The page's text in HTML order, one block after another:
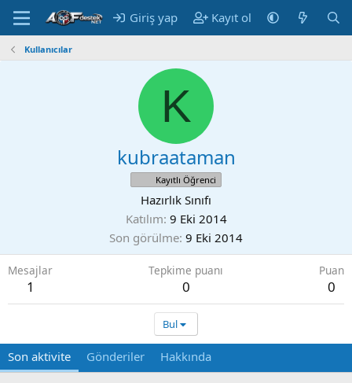
Giriş yap Kayıt ol
Kullanıcılar
K
kubraataman
Kayıtlı Öğrenci
Hazırlık Sınıfı
Katılım 9 Eki 2014
Son görülme 9 Eki 2014
Mesajlar
1
Tepkime puanı
0
Puan
0
Bul
Son aktivite Gönderiler Hakkında